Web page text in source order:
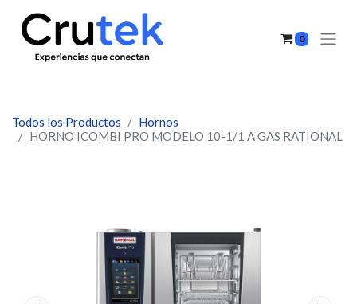
0
Todos los Productos
Hornos
HORNO ICOMBI PRO MODELO 10-1/1 A GAS RATIONAL